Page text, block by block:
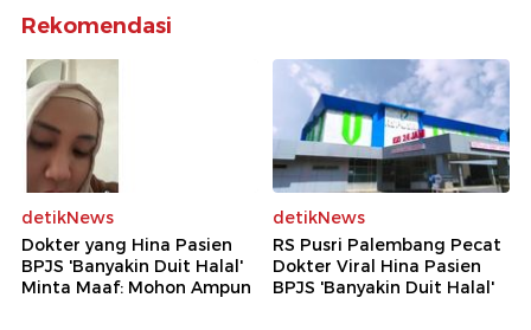
Rekomendasi
detikNews
Dokter yang Hina Pasien
BPJS 'Banyakin Duit Halal'
Minta Maaf: Mohon Ampun
detikNews
RS Pusri Palembang Pecat
Dokter Viral Hina Pasien
BPJS 'Banyakin Duit Halal'